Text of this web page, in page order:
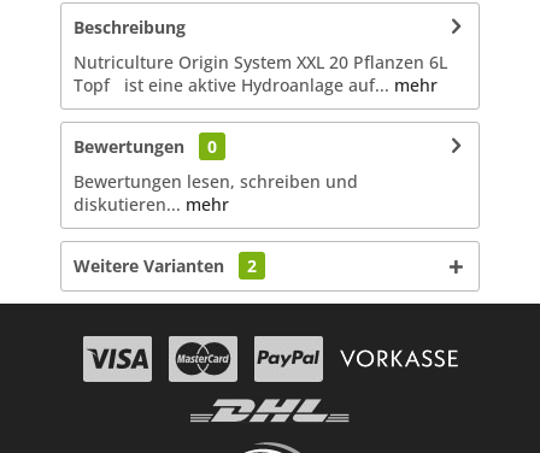
Beschreibung
Nutriculture Origin System XXL 20 Pflanzen 6L
Topf ist eine aktive Hydroanlage auf... mehr
Bewertungen
0
Bewertungen lesen, schreiben und
diskutieren... mehr
Weitere Varianten 2